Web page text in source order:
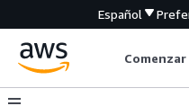
Español
Comenzar